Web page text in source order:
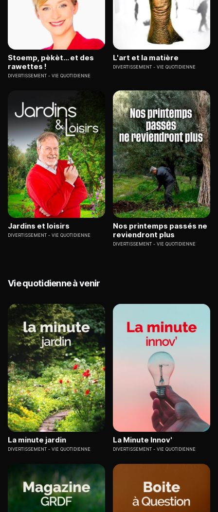
Stoemp, pèkèt... et des
rawettes !
DIVERTISSEMENT VIE QUOTIDIENNE
L'art et la matière
DIVERTISSEMENT VIE QUOTIDIENNE
Jardins et loisirs
DIVERTISSEMENT VIE QUOTIDIENNE
Nos printemps passés ne
reviendront plus
DIVERTISSEMENT VIE QUOTIDIENNE
Vie quotidienne à venir
La minute jardin
DIVERTISSEMENT VIE QUOTIDIENNE
La Minute Innov'
DIVERTISSEMENT VIE QUOTIDIENNE